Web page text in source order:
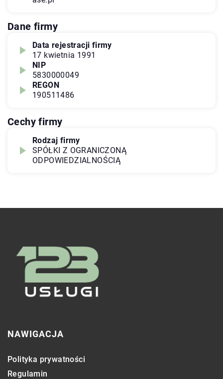
Dane firmy
Data rejestracji firmy
17 kwietnia 1991
NIP
5830000049
REGON
190511486
Cechy firmy
Rodzaj firmy
SPÓŁKI Z OGRANICZONĄ
ODPOWIEDZIALNOŚCIĄ
NAWIGACJA
Polityka prywatności
Regulamin